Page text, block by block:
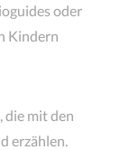
oder
Kindern
die mit den
erzählen.